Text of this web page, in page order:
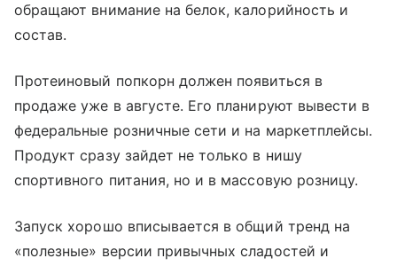
обращают внимание на белок, калорийность и
состав.
Протеиновый попкорн должен появиться в
продаже уже в августе. Его планируют вывести в
федеральные розничные сети и на маркетплейсы.
Продукт сразу зайдет не только в нишу
спортивного питания, но и в массовую розницу.
Запуск хорошо вписывается в общий тренд на
«полезные» версии привычных сладостей и